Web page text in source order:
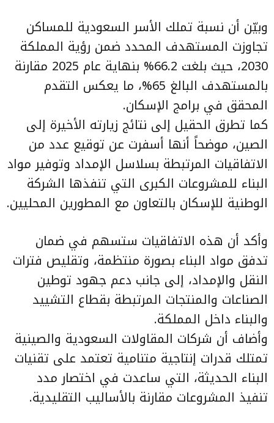
وبيّن أن نسبة تملك الأسر السعودية للمساكن
تجاوزت المستهدف المحدد ضمن رؤية المملكة
2030، حيث بلغت 66.2% بنهاية عام 2025 مقارنة
بالمستهدف البالغ 65%، ما يعكس التقدم
المحقق في برامج الإسكان.
كما تطرق الحقيل إلى نتائج زيارته الأخيرة إلى
الصين، موضحاً أنها أسفرت عن توقيع عدد من
الاتفاقيات المرتبطة بسلاسل الإمداد وتوفير مواد
البناء للمشروعات الكبرى التي تنفذها الشركة
الوطنية للإسكان بالتعاون مع المطورين المحليين.
وأكد أن هذه الاتفاقيات ستسهم في ضمان
تدفق مواد البناء بصورة منتظمة، وتقليص فترات
النقل والإمداد، إلى جانب دعم جهود توطين
الصناعات والمنتجات المرتبطة بقطاع التشييد
والبناء داخل المملكة.
وأضاف أن شركات المقاولات السعودية والصينية
تمتلك قدرات إنتاجية متنامية تعتمد على تقنيات
البناء الحديثة، التي ساعدت في اختصار مدد
تنفيذ المشروعات مقارنة بالأساليب التقليدية.